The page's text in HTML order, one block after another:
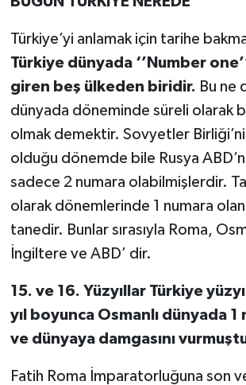
Türkiye’yi anlamak için tarihe
Türkiye dünyada ‘’Number one’’
giren beş ülkeden biridir. Bu ne
dünyada döneminde süreli olarak
olmak demektir. Sovyetler
olduğu dönemde bile Rusya
sadece 2 numara olabilmişlerdir.
olarak dönemlerinde 1 numara
tanedir. Bunlar sırasıyla Roma,
İngiltere ve ABD’ dir.
15. ve 16. Yüzyıllar Türkiye
yıl boyunca Osmanlı dünyada 1
ve dünyaya damgasını
Fatih Roma İmparatorluğuna son